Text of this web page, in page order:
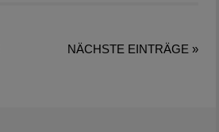
NÄCHSTE EINTRÄGE »